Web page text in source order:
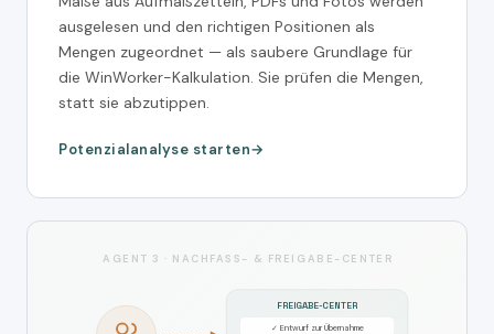
ausgelesen und den richtigen Positionen als
Mengen zugeordnet — als saubere Grundlage für
die WinWorker-Kalkulation. Sie prüfen die Mengen,
statt sie abzutippen.
Potenzialanalyse starten
AGENT 3 · NACHFASS- & FREIGABE-CENTER
FREIGABE-CENTER
✓ Entwurf zur Übernahme